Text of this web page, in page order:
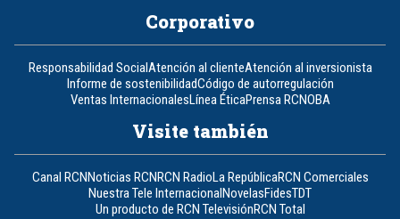
Corporativo
Responsabilidad SocialAtención al clienteAtención al inversionista
Informe de sostenibilidadCódigo de autorregulación
Ventas InternacionalesLínea ÉticaPrensa RCNOBA
Visite también
Canal RCNNoticias RCNRCN RadioLa RepúblicaRCN Comerciales
Nuestra Tele InternacionalNovelasFidesTDT
Un producto de RCN TelevisiónRCN Total